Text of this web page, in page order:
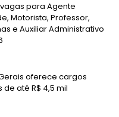
para Agente
Motorista, Professor,
e Auxiliar Administrativo
oferece cargos
até R$ 4,5 mil